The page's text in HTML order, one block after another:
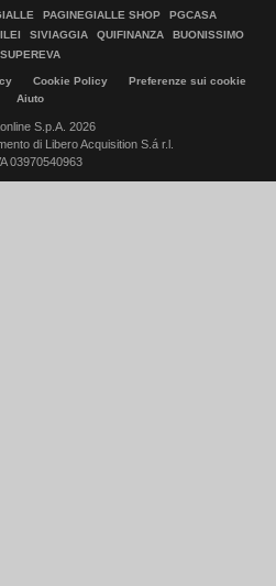
PAGINEGIALLE SHOP
PGCASA
SIVIAGGIA QUIFINANZA
BUONISSIMO
SUPEREVA
Cookie Policy
Preferenze sui cookie
Aiuto
S.p.A. 2026
di Libero Acquisition S.á r.l.
03970540963